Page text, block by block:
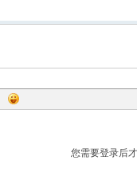
您需要登录后